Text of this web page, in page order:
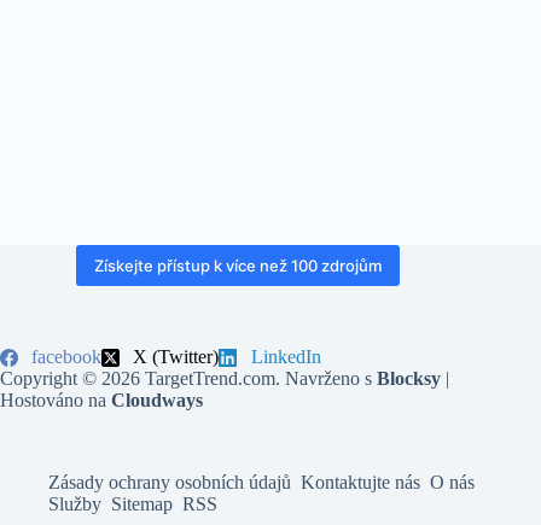
Získejte přístup k více než 100 zdrojům
facebook X (Twitter)
LinkedIn
Copyright © 2026 TargetTrend.com. Navrženo s Blocksy
Hostováno na Cloudways
Zásady ochrany osobních údajů Kontaktujte nás O nás
Služby Sitemap RSS